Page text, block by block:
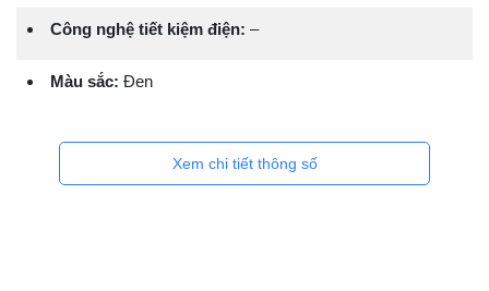
Công nghệ tiết kiệm điện: –
Màu sắc: Đen
Xem chi tiết thông số